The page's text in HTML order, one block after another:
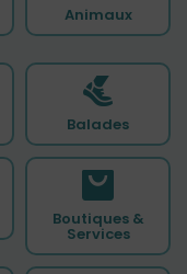
Animaux
Balades
Boutiques &
Services